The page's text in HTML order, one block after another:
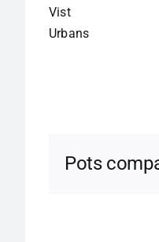
Vist
Urbans
Pots